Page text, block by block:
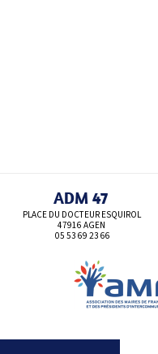
ADM 47
PLACE DU DOCTEUR ESQUIROL
47916 AGEN
05 53 69 23 66